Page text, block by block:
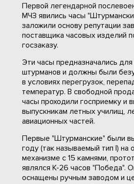
Первой легендарной
МЧЗ явились часы
заложили основу репутации
поставщика часовых изделий
госзаказу.
Эти часы предназначались
штурманов и должны были
в условиях перегрузок,
температур. В свободной
часы проходили госприемку и
выпускникам летных училищ,
авиационных частей.
Первые "Штурманские" были
году (так называемый тип I) на
механизме с 15 камнями,
являлся К-26 часов "Победа".
оснащены ручным заводом и